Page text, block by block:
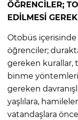
ÖĞRENCİLER;
EDİLMESİ
Otobüs
öğrenciler;
gereken kurallar,
binme yöntemleri
gereken
yaşlılara,
vatandaşlara